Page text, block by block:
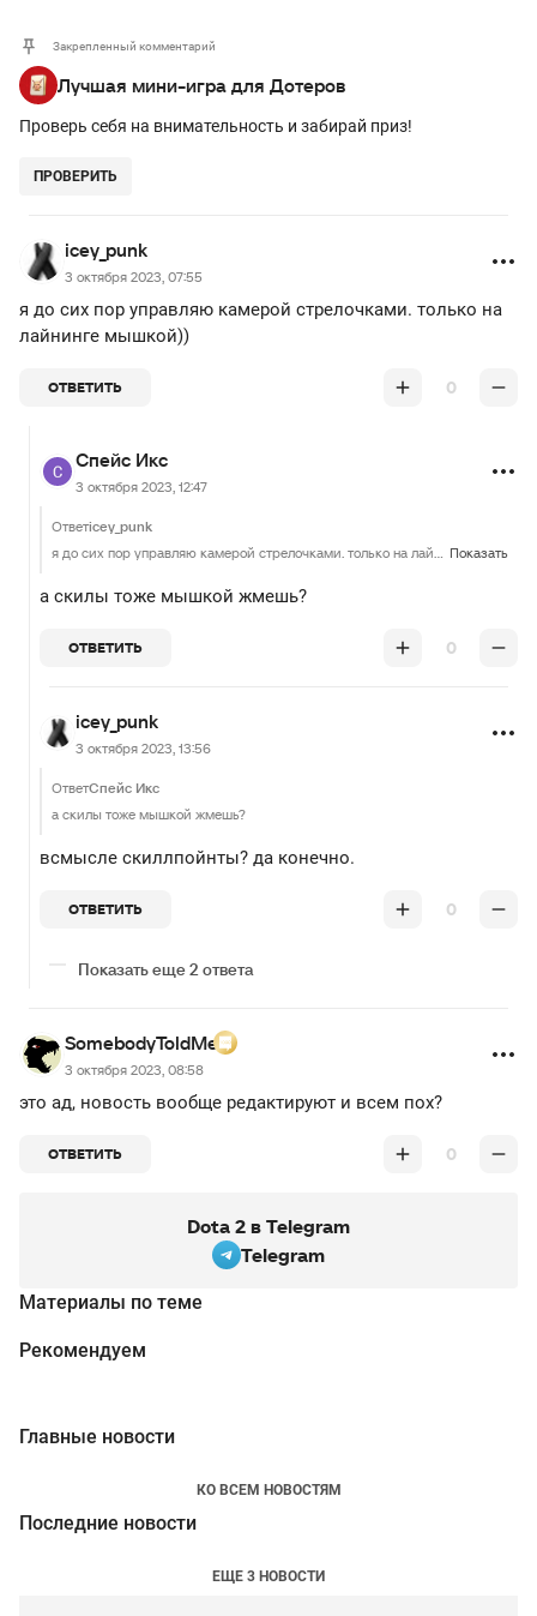
Закрепленный комментарий
Лучшая мини-игра для Дотеров
Проверь себя на внимательность и забирай приз!
ПРОВЕРИТЬ
icey_punk
3 октября 2023, 07:55
я до сих пор управляю камерой стрелочками. только на
лайнинге мышкой))
ОТВЕТИТЬ 0
Спейс Икс
3 октября 2023, 12:47
Ответicey_punk
я до сих пор управляю камерой стрелочками. только на лайнинге мышкой)) Показать
а скилы тоже мышкой жмешь?
ОТВЕТИТЬ 0
icey_punk
3 октября 2023, 13:56
ОтветСпейс Икс
а скилы тоже мышкой жмешь?
всмысле скиллпойнты? да конечно.
ОТВЕТИТЬ 0
Показать еще 2 ответа
SomebodyToldMe
3 октября 2023, 08:58
это ад, новость вообще редактируют и всем пох?
ОТВЕТИТЬ 0
Dota 2 в Telegram
Telegram
Материалы по теме
Рекомендуем
Главные новости
КО ВСЕМ НОВОСТЯМ
Последние новости
ЕЩЕ 3 НОВОСТИ